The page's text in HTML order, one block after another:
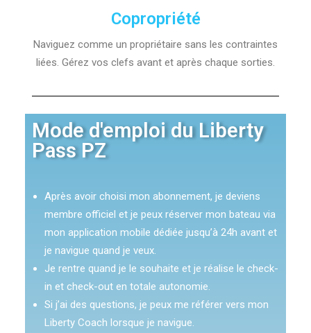
Copropriété
Naviguez comme un propriétaire sans les contraintes
liées. Gérez vos clefs avant et après chaque sorties.
Mode d'emploi du Liberty
Pass PZ
Après avoir choisi mon abonnement, je deviens
membre officiel et je peux réserver mon bateau via
mon application mobile dédiée jusqu’à 24h avant et
je navigue quand je veux.
Je rentre quand je le souhaite et je réalise le check-
in et check-out en totale autonomie.
Si j’ai des questions, je peux me référer vers mon
Liberty Coach lorsque je navigue.